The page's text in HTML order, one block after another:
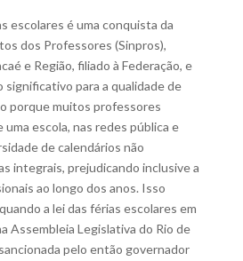
escolares é uma conquista da
dos Professores (Sinpros),
e Região, filiado à Federação, e
para a qualidade de
porque muitos professores
uma escola, nas redes pública e
de calendários não
integrais, prejudicando inclusive a
ao longo dos anos. Isso
a lei das férias escolares em
Assembleia Legislativa do Rio de
pelo então governador